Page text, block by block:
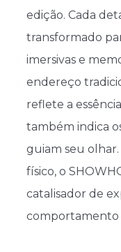
edição. Cada
transformado
imersivas e
endereço
reflete a
também indica
guiam seu
físico, o
catalisador de
comportamento